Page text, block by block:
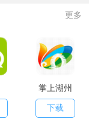
更多
掌上湖州
下载